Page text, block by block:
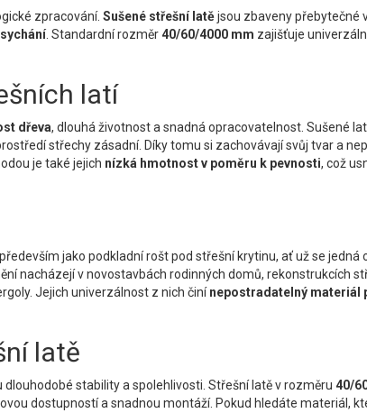
zpracování. Sušené střešní latějsou zbaveny přebytečné
. Standardní rozměr40/60/4000 mm zajišťuje
latí
dřeva, dlouhá životnost a snadná opracovatelnost. Sušené
střechy zásadní. Díky tomu si zachovávají svůj tvar a
je také jejich nízká hmotnost v poměru k pevnosti, což
jako podkladní rošt pod střešní krytinu, ať už se jedná
nacházejí v novostavbách rodinných domů, rekonstrukcích
Jejich univerzálnost z nich činínepostradatelný materiál
latě
dlouhodobé stability a spolehlivosti. Střešní latě v rozměru 40/
dostupností a snadnou montáží. Pokud hledáte materiál,